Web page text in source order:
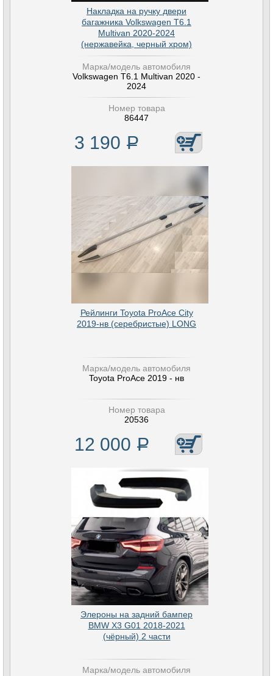
Накладка на ручку двери
багажника Volkswagen T6.1
Multivan 2020-2024
(нержавейка, черный хром)
Марка/модель автомобиля
Volkswagen T6.1 Multivan 2020 -
2024
Номер товара
86447
3 190 Р
Рейлинги Toyota ProAce City
2019-нв (серебристые) LONG
Марка/модель автомобиля
Toyota ProAce 2019 - нв
Номер товара
20536
12 000 Р
Элероны на задний бампер
BMW X3 G01 2018-2021
(чёрный) 2 части
Марка/модель автомобиля